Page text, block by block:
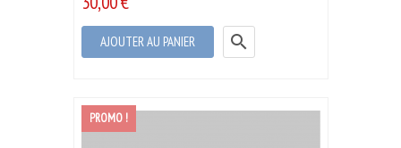
AJOUTER AU PANIER 
PROMO !